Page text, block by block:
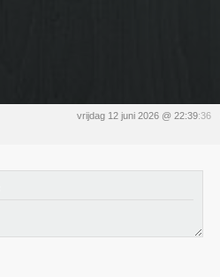
vrijdag 12 juni 2026 @ 22:39:36